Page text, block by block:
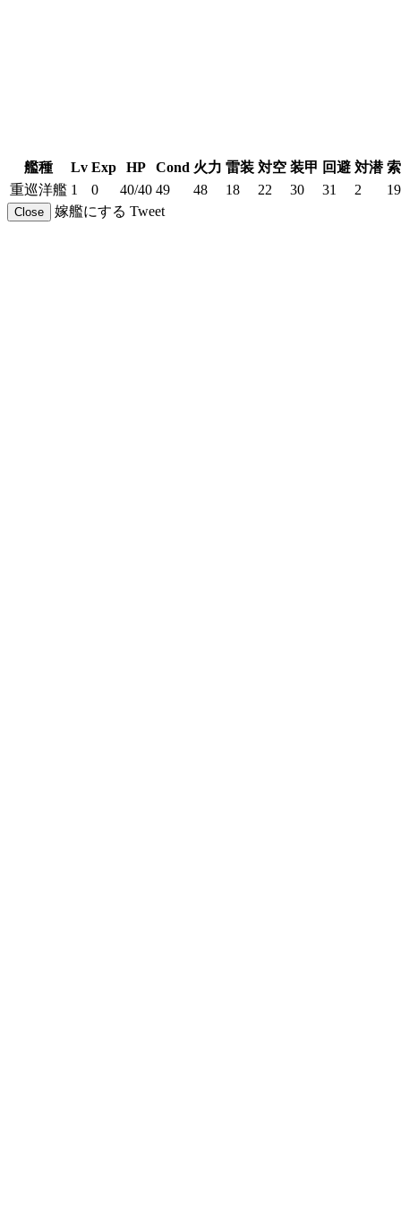
艦種 Lv Exp HP Cond 火力 雷装 対空 装甲 回避 対潜
重巡洋艦 1 0 40/40 49 48 18 22 30 31 2 19
Close 嫁艦にする Tweet